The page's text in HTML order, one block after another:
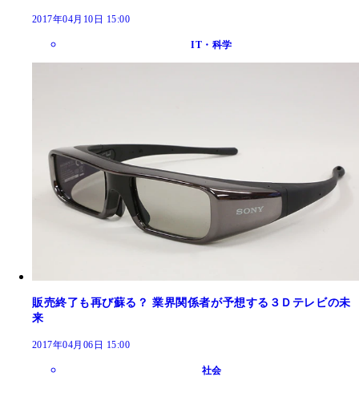
2017年04月10日 15:00
IT・科学
販売終了も再び蘇る？ 業界関係者が予想する３Ｄテレビの未
来
2017年04月06日 15:00
社会